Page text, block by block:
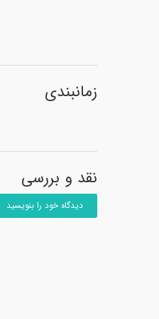
زمانبندی
نقد و بررسی
دیدگاه خود را بنویسید